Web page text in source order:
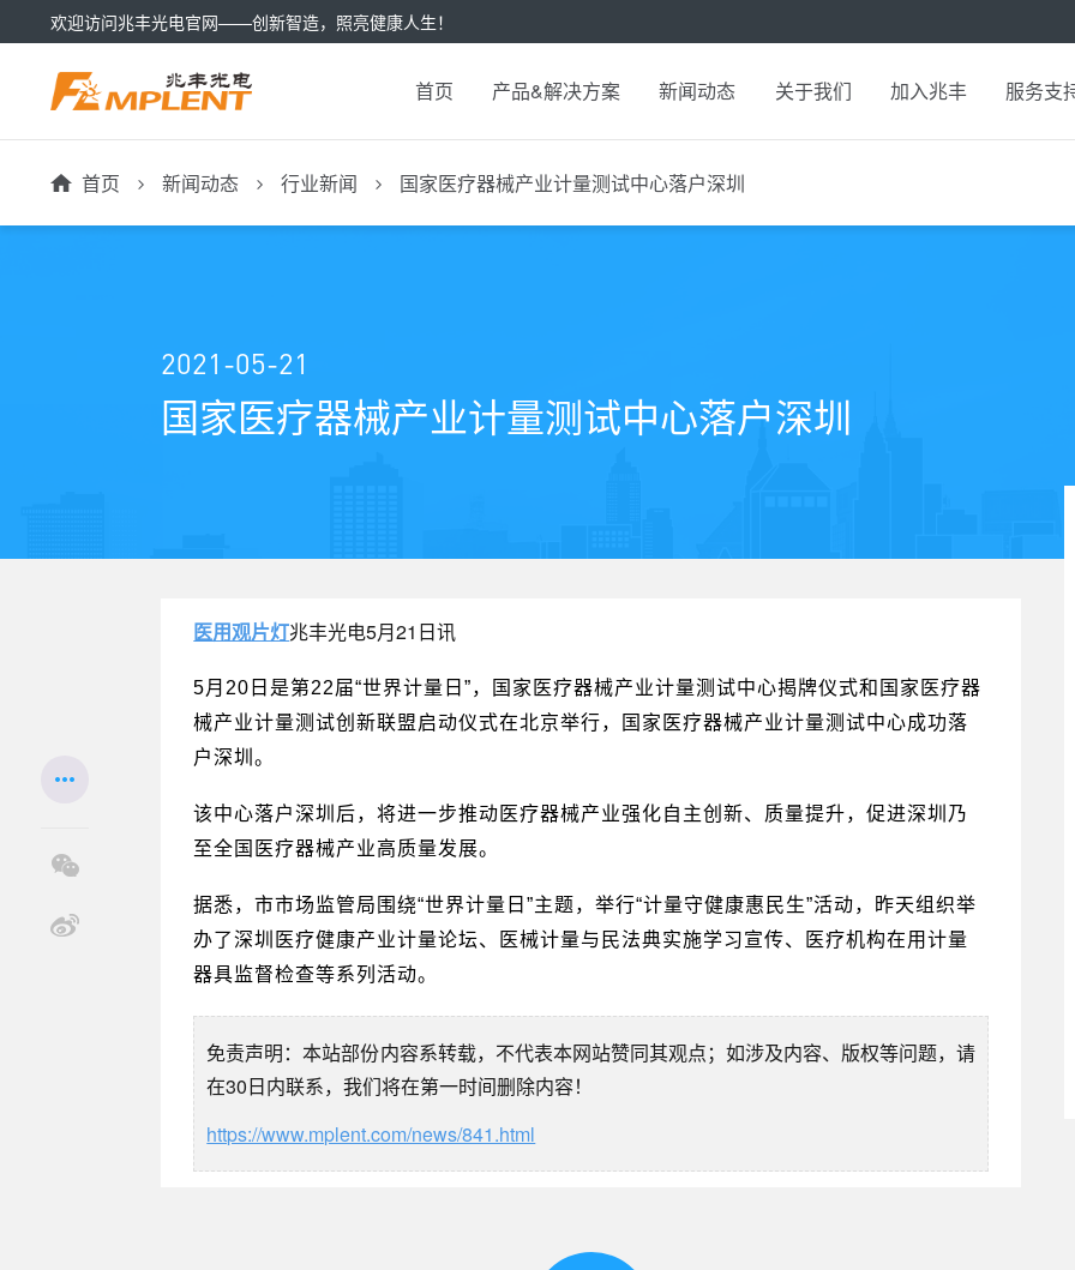
欢迎访问兆丰光电官网——创新智造，照亮健康人生！
首页 产品&解决方案 新闻动态 关于我们 加入兆丰 服务支
首页 新闻动态 行业新闻 国家医疗器械产业计量测试中心落户深圳
2021-05-21
国家医疗器械产业计量测试中心落户深圳
医用观片灯兆丰光电5月21日讯
5月20日是第22届“世界计量日”，国家医疗器械产业计量测试中心揭牌仪式和国家医疗器
械产业计量测试创新联盟启动仪式在北京举行，国家医疗器械产业计量测试中心成功落
户深圳。
该中心落户深圳后，将进一步推动医疗器械产业强化自主创新、质量提升，促进深圳乃
至全国医疗器械产业高质量发展。
据悉，市市场监管局围绕“世界计量日”主题，举行“计量守健康惠民生”活动，昨天组织举
办了深圳医疗健康产业计量论坛、医械计量与民法典实施学习宣传、医疗机构在用计量
器具监督检查等系列活动。
免责声明：本站部份内容系转载，不代表本网站赞同其观点；如涉及内容、版权等问题，请
在30日内联系，我们将在第一时间删除内容！
https://www.mplent.com/news/841.html